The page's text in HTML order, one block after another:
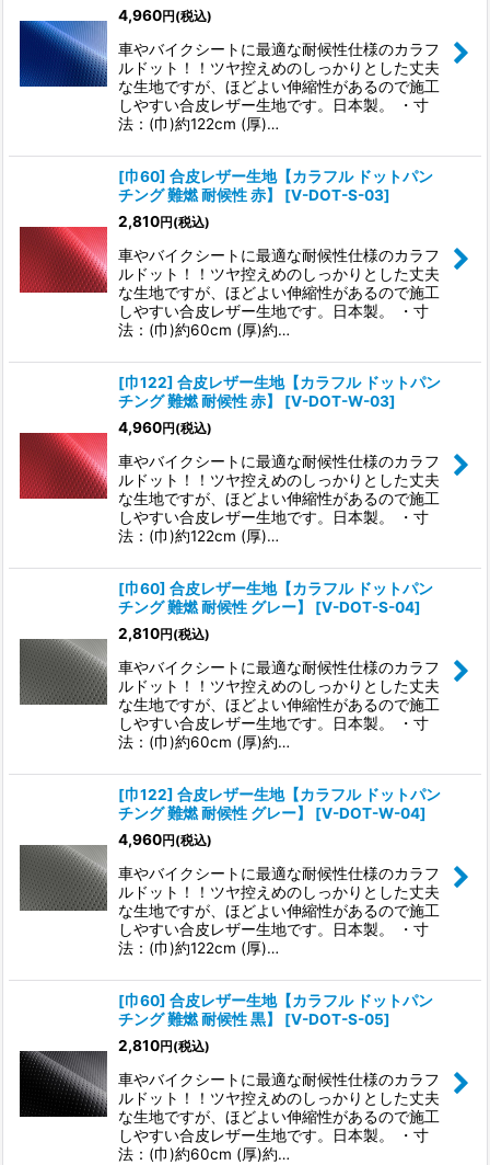
4,960円 (税込)
車やバイクシートに最適な耐候性仕様のカラフ
ルドット！！ツヤ控えめのしっかりとした丈夫
な生地ですが、ほどよい伸縮性があるので施工
しやすい合皮レザー生地です。日本製。 ・寸
法：(巾)約122cm (厚)…
[巾60] 合皮レザー生地【カラフル ドットパン
チング 難燃 耐候性 赤】
[V-DOT-S-03]
2,810円 (税込)
車やバイクシートに最適な耐候性仕様のカラフ
ルドット！！ツヤ控えめのしっかりとした丈夫
な生地ですが、ほどよい伸縮性があるので施工
しやすい合皮レザー生地です。日本製。 ・寸
法：(巾)約60cm (厚)約…
[巾122] 合皮レザー生地【カラフル ドットパン
チング 難燃 耐候性 赤】
[V-DOT-W-03]
4,960円 (税込)
車やバイクシートに最適な耐候性仕様のカラフ
ルドット！！ツヤ控えめのしっかりとした丈夫
な生地ですが、ほどよい伸縮性があるので施工
しやすい合皮レザー生地です。日本製。 ・寸
法：(巾)約122cm (厚)…
[巾60] 合皮レザー生地【カラフル ドットパン
チング 難燃 耐候性 グレー】
[V-DOT-S-04]
2,810円 (税込)
車やバイクシートに最適な耐候性仕様のカラフ
ルドット！！ツヤ控えめのしっかりとした丈夫
な生地ですが、ほどよい伸縮性があるので施工
しやすい合皮レザー生地です。日本製。 ・寸
法：(巾)約60cm (厚)約…
[巾122] 合皮レザー生地【カラフル ドットパン
チング 難燃 耐候性 グレー】
[V-DOT-W-04]
4,960円 (税込)
車やバイクシートに最適な耐候性仕様のカラフ
ルドット！！ツヤ控えめのしっかりとした丈夫
な生地ですが、ほどよい伸縮性があるので施工
しやすい合皮レザー生地です。日本製。 ・寸
法：(巾)約122cm (厚)…
[巾60] 合皮レザー生地【カラフル ドットパン
チング 難燃 耐候性 黒】
[V-DOT-S-05]
2,810円 (税込)
車やバイクシートに最適な耐候性仕様のカラフ
ルドット！！ツヤ控えめのしっかりとした丈夫
な生地ですが、ほどよい伸縮性があるので施工
しやすい合皮レザー生地です。日本製。 ・寸
法：(巾)約60cm (厚)約…